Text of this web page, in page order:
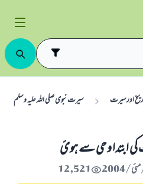
اورسیرت سیرت نبوی صلی اللہ علیہ و سلم
کی ابتدا وحی سے ہوئ
12,521